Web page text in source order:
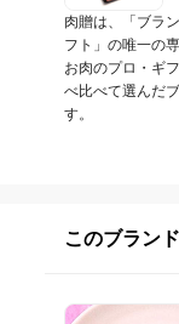
肉贈は、「ブラ
フト」の唯一の
お肉のプロ・ギ
べ比べて選んだ
す。
このブラン